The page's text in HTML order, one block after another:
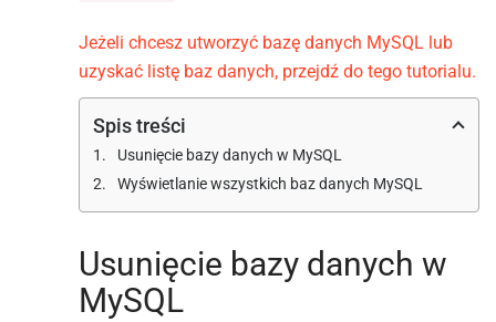
Jeżeli chcesz utworzyć bazę danych MySQL lub
uzyskać listę baz danych, przejdź do tego tutorialu.
Spis treści
Usunięcie bazy danych w MySQL
Wyświetlanie wszystkich baz danych MySQL
Usunięcie bazy danych w
MySQL